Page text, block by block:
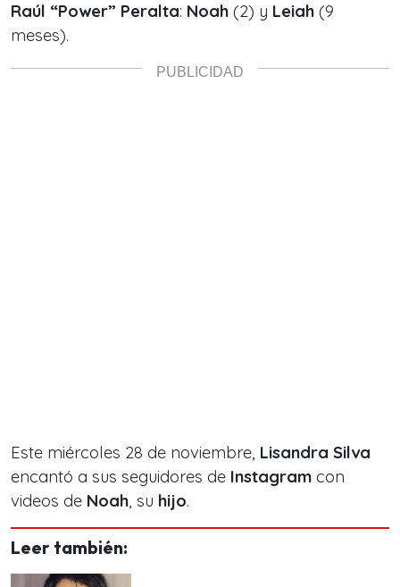
Raúl “Power” Peralta: Noah (2) y Leiah (9
meses).
Este miércoles 28 de noviembre, Lisandra Silva
encantó a sus seguidores de Instagram con
videos de Noah, su hijo.
Leer también: